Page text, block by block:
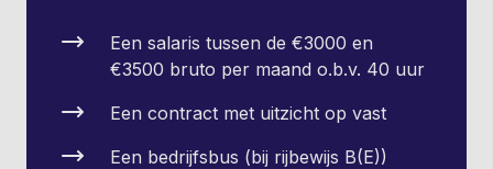
Een salaris tussen de €3000 en
€3500 bruto per maand o.b.v. 40 uur
Een contract met uitzicht op vast
Een bedrijfsbus (bij rijbewijs B(E))